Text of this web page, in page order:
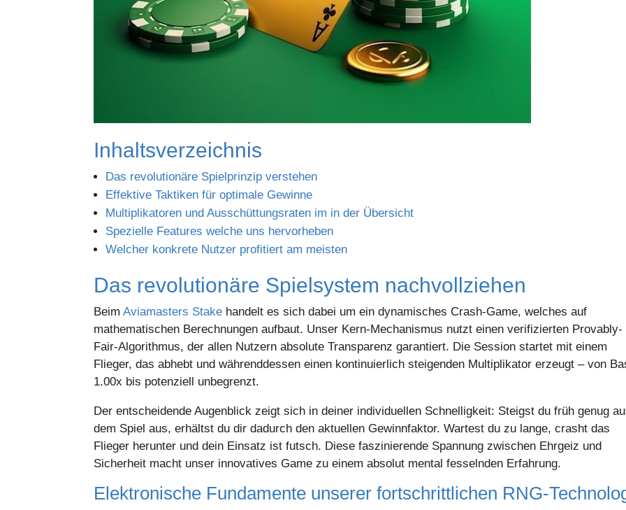
Inhaltsverzeichnis
Das revolutionäre Spielprinzip verstehen
Effektive Taktiken für optimale Gewinne
Multiplikatoren und Ausschüttungsraten im in der Übersicht
Spezielle Features welche uns hervorheben
Welcher konkrete Nutzer profitiert am meisten
Das revolutionäre Spielsystem nachvollziehen
BeimAviamasters Stake handelt es sich dabei um ein dynamisches Crash-Game, welches auf
mathematischen Berechnungen aufbaut. Unser Kern-Mechanismus nutzt einen verifizierten Provably-
Fair-Algorithmus, der allen Nutzern absolute Transparenz garantiert. Die Session startet mit einem
Flieger, das abhebt und währenddessen einen kontinuierlich steigenden Multiplikator erzeugt – von
1.00x bis potenziell unbegrenzt.
Der entscheidende Augenblick zeigt sich in deiner individuellen Schnelligkeit: Steigst du früh genug
dem Spiel aus, erhältst du dir dadurch den aktuellen Gewinnfaktor. Wartest du zu lange, crasht das
Flieger herunter und dein Einsatz ist futsch. Diese faszinierende Spannung zwischen Ehrgeiz und
Sicherheit macht unser innovatives Game zu einem absolut mental fesselnden Erfahrung.
Elektronische Fundamente unserer fortschrittlichen RNG-